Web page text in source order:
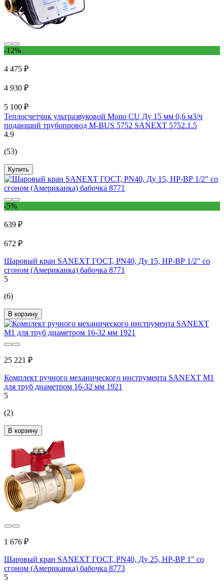
-12%
4 475 ₽
4 930 ₽
5 100 ₽
Теплосчетчик ультразвуковой Mono CU Ду 15 мм 0,6 м3/ч
подающий трубопровод M-BUS 5752 SANEXT 5752.1.5
4.9
(53)
Купить
-5%
639 ₽
672 ₽
Шаровый кран SANEXT ГОСТ, PN40, Ду 15, НР-ВР 1/2" со
сгоном (Американка) бабочка 8771
5
(6)
В корзину
25 221 ₽
Комплект ручного механического инструмента SANEXT M1
для труб диаметром 16-32 мм 1921
5
(2)
В корзину
1 676 ₽
Шаровый кран SANEXT ГОСТ, PN40, Ду 25, НР-ВР 1" со
сгоном (Американка) бабочка 8773
5